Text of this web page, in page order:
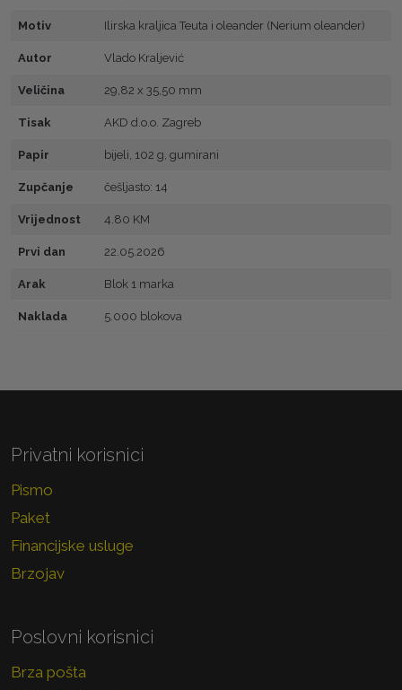
Motiv Ilirska kraljica Teuta i oleander (Nerium oleander)
Autor Vlado Kraljević
Veličina 29,82 x 35,50 mm
Tisak AKD d.o.o. Zagreb
Papir bijeli, 102 g, gumirani
Zupčanje češljasto: 14
Vrijednost 4.80 KM
Prvi dan 22.05.2026
Arak Blok 1 marka
Naklada 5.000 blokova
Privatni korisnici
Pismo
Paket
Financijske usluge
Brzojav
Poslovni korisnici
Brza pošta